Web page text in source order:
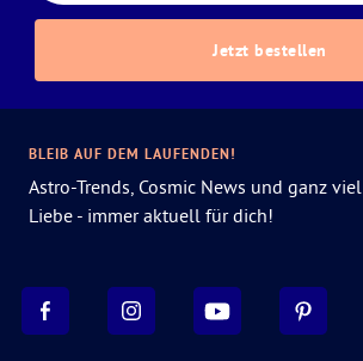
Jetzt bestellen
BLEIB AUF DEM LAUFENDEN!
Astro-Trends, Cosmic News und ganz viel
Liebe - immer aktuell für dich!